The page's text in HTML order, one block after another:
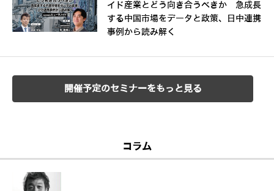
イド産業とどう向き合うべきか 急成長
する中国市場をデータと政策、日中連携
事例から読み解く
開催予定のセミナーをもっと見る
コラム